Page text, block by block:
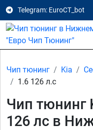
Telegram: EuroCT_bot
Чип тюнинг Kia
1.6 126 л.с
Чип тюнинг
126 лс в